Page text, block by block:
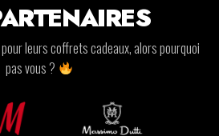
leurs coffrets cadeaux, alors pourquoi
pas vous ?